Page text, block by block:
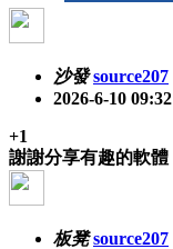
沙發 source207
2026-6-10 09:32
+1
謝謝分享有趣的軟體
板凳 source207